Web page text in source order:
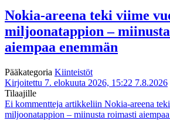
Nokia-areena teki viime
miljoonatappion –
aiempaa enemmän
Pääkategoria Kiinteistöt
Kirjoitettu 7. elokuuta 2026, 15:22 7.8.2026
Tilaajille
Ei kommentteja artikkeliin Nokia-areena
miljoonatappion – miinusta roimasti